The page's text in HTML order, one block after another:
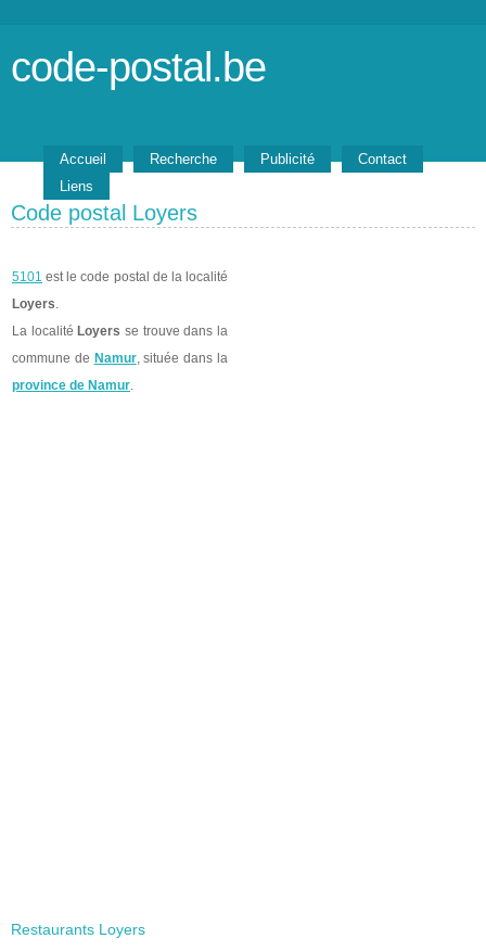
code-postal.be
Accueil Recherche Publicité
Contact
Liens
Code postal Loyers
5101 est le code postal de la localité
Loyers.
La localité Loyers se trouve dans la
commune de Namur, située dans la
province de Namur.
Restaurants Loyers